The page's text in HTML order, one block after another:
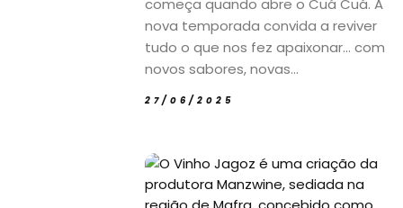
começa quando abre o Cuá Cuá. A
nova temporada convida a reviver
tudo o que nos fez apaixonar… com
novos sabores, novas...
27/06/2025